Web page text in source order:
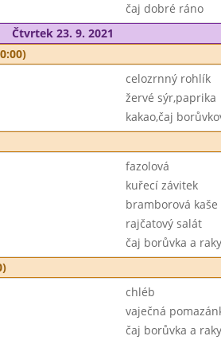
čaj dobré ráno
Čtvrtek 23. 9. 2021
celozrnný rohlík
žervé sýr,paprika
kakao,čaj
fazolová
kuřecí závitek
bramborová kaše
rajčatový salát
čaj borůvka a
chléb
vaječná
čaj borůvka a